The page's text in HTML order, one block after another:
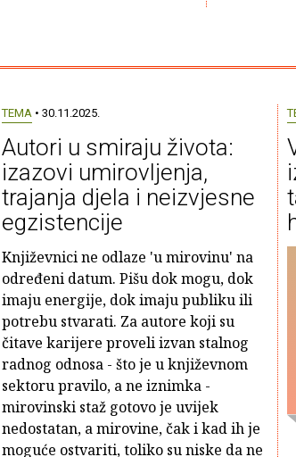
TEMA• 30.11.2025.
Autori u smiraju života:
izazovi umirovljenja,
trajanja djela i neizvjesne
egzistencije
Književnici ne odlaze 'u mirovinu' na
određeni datum. Pišu dok mogu, dok
imaju energije, dok imaju publiku ili
potrebu stvarati. Za autore koji su
čitave karijere proveli izvan stalnog
radnog odnosa - što je u književnom
sektoru pravilo, a ne iznimka -
mirovinski staž gotovo je uvijek
nedostatan, a mirovine, čak i kad ih je
moguće ostvariti, toliko su niske da ne